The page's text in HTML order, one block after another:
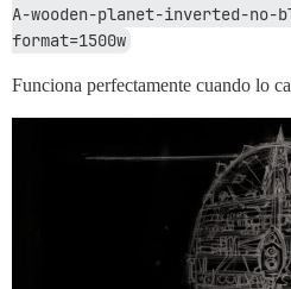
A-wooden-planet-inverted-no-
format=1500w
Funciona perfectamente cuando lo